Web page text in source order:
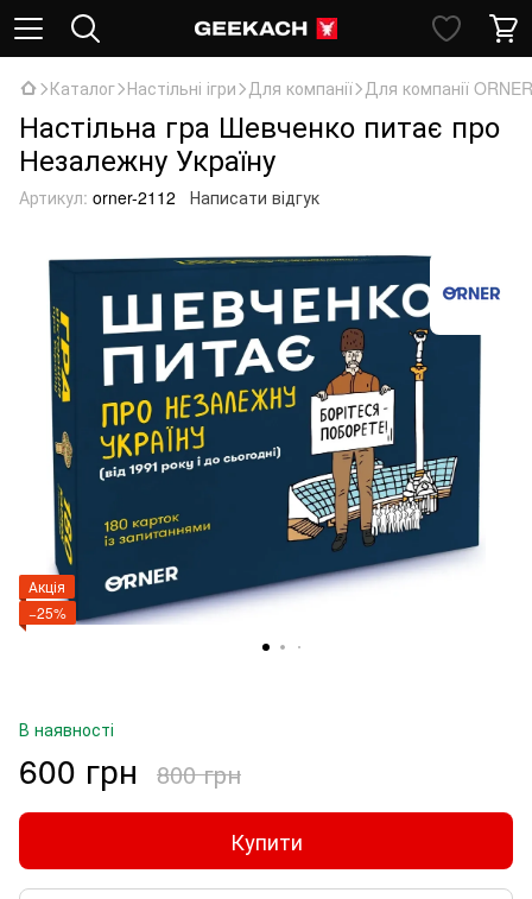
Каталог Настільні ігри Для компанії Для компанії ORNER
Настільна гра Шевченко питає про
Незалежну Україну
Артикул: orner-2112 Написати відгук
Акція
−25%
В наявності
600 грн 800 грн
Купити